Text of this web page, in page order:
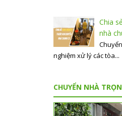
Chia
nhà
nghiệm xử lý các tòa...
CHUYỂN NHÀ